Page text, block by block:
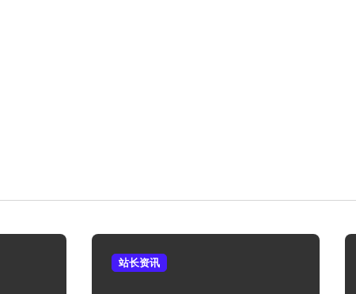
站长资讯